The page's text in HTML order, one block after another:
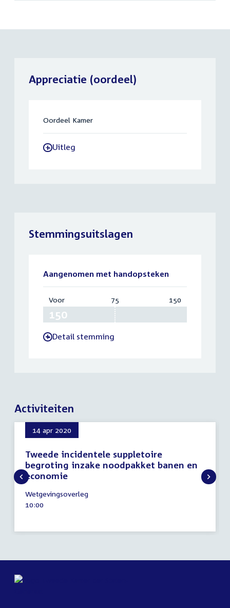
Appreciatie (oordeel)
Oordeel Kamer
-Uitleg
Stemmingsuitslagen
Aangenomen met handopsteken
Voor:
150
75 150
-Detail stemming
Activiteiten
14 apr 2020
Tweede incidentele suppletoire
begroting inzake noodpakket banen en
economie
april
2020
Wetgevingsoverleg
Tijd
10:00